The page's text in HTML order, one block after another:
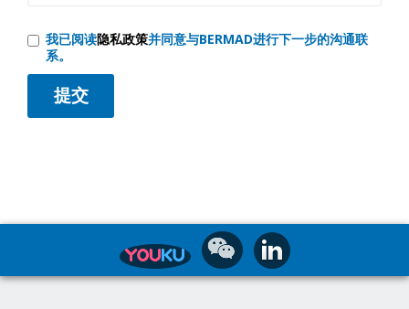
我已阅读隐私政策并同意与BERMAD进行下一步的沟通联
系。